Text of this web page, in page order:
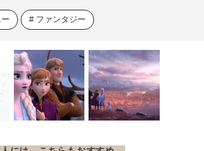
ファンタジー